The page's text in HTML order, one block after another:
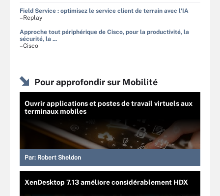
Field Service : optimisez le service client de terrain avec l'IA
–Replay
Approche tout périphérique de Cisco, pour la productivité, la
sécurité, la ...
–Cisco
Pour approfondir sur Mobilité
Ouvrir applications et postes de travail virtuels aux
terminaux mobiles
Par: Robert Sheldon
XenDesktop 7.13 améliore considérablement HDX